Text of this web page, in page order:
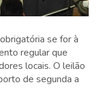
se for à
regular que
locais. O leilão
de segunda a